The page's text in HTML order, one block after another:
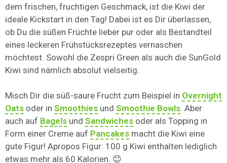
dem frischen, fruchtigen Geschmack, ist die Kiwi der
ideale Kickstart in den Tag! Dabei ist es Dir überlassen,
ob Du die süßen Früchte lieber pur oder als Bestandteil
eines leckeren Frühstücksrezeptes vernaschen
möchtest. Sowohl die Zespri Green als auch die SunGold
Kiwi sind nämlich absolut vielseitig.
Misch Dir die süß-saure Frucht zum Beispiel in Overnight
Oats oder in Smoothies und Smoothie Bowls. Aber
auch auf Bagels und Sandwiches oder als Topping in
Form einer Creme auf Pancakes macht die Kiwi eine
gute Figur! Apropos Figur: 100 g Kiwi enthalten lediglich
etwas mehr als 60 Kalorien. 😊